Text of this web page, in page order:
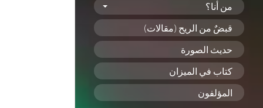
من أنا؟
قبضٌ من الريح (مقالات)
حديث الصورة
كتاب في الميزان
المؤلفون